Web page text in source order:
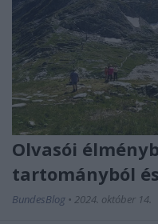
Olvasói
tartományból
BundesBlog • 2024. október 14.